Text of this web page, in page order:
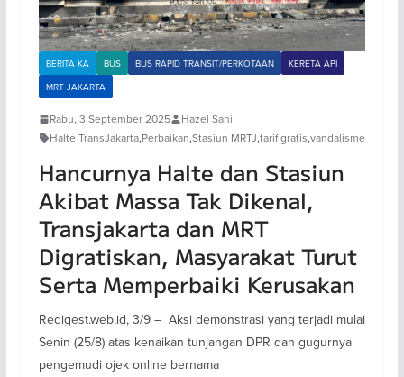
BERITA KA BUS BUS RAPID TRANSIT/PERKOTAAN
KERETA API
MRT JAKARTA
Rabu, 3 September 2025
Hazel Sani
Halte TransJakarta,Perbaikan,Stasiun MRTJ,tarif gratis,vandalisme
Hancurnya Halte dan Stasiun
Akibat Massa Tak Dikenal,
Transjakarta dan MRT
Digratiskan, Masyarakat Turut
Serta Memperbaiki Kerusakan
Redigest.web.id, 3/9 – Aksi demonstrasi yang terjadi mulai
Senin (25/8) atas kenaikan tunjangan DPR dan gugurnya
pengemudi ojek online bernama